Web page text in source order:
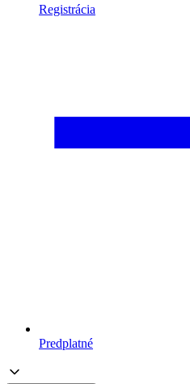
Registrácia
Predplatné